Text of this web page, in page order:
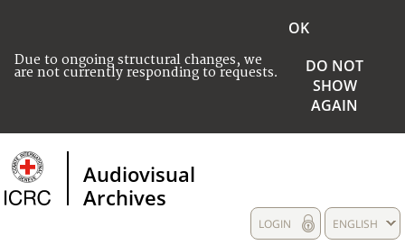
Due to ongoing structural changes, we
are not currently responding to requests.
OK
DO NOT
SHOW
AGAIN
Audiovisual
Archives
ENGLISH
LOGIN